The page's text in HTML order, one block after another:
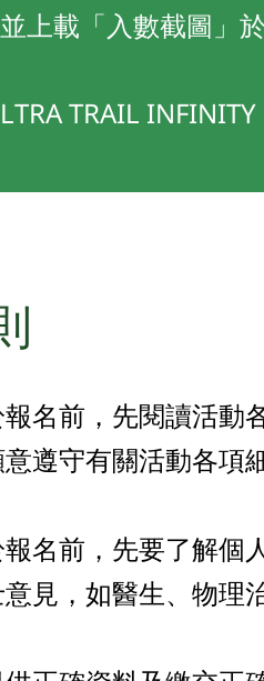
上載「入數截圖」於
TRAIL INFINITY
名前，先閱讀活動
遵守有關活動各項
名前，先要了解個
見，如醫生、物理